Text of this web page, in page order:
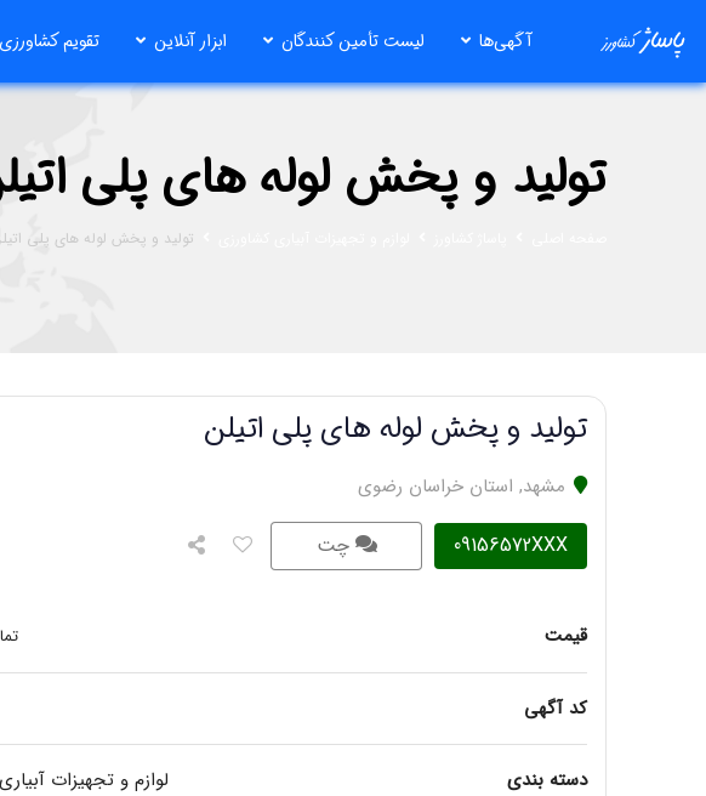
محتوا
آگهی‌ها لیست تأمین کنندگان ابزار آنلاین تقویم کشاورزی
تولید و پخش لوله های پلی
تولید و پخش لوله های پلی
تولید و پخش لوله های پلی اتیلن
مشهد, استان خراسان رضوی
09156572XXX چت
قیمت
کد آگهی
دسته بندی لوازم و تجهیزات